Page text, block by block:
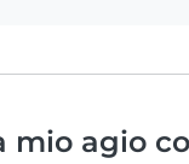
mio agio